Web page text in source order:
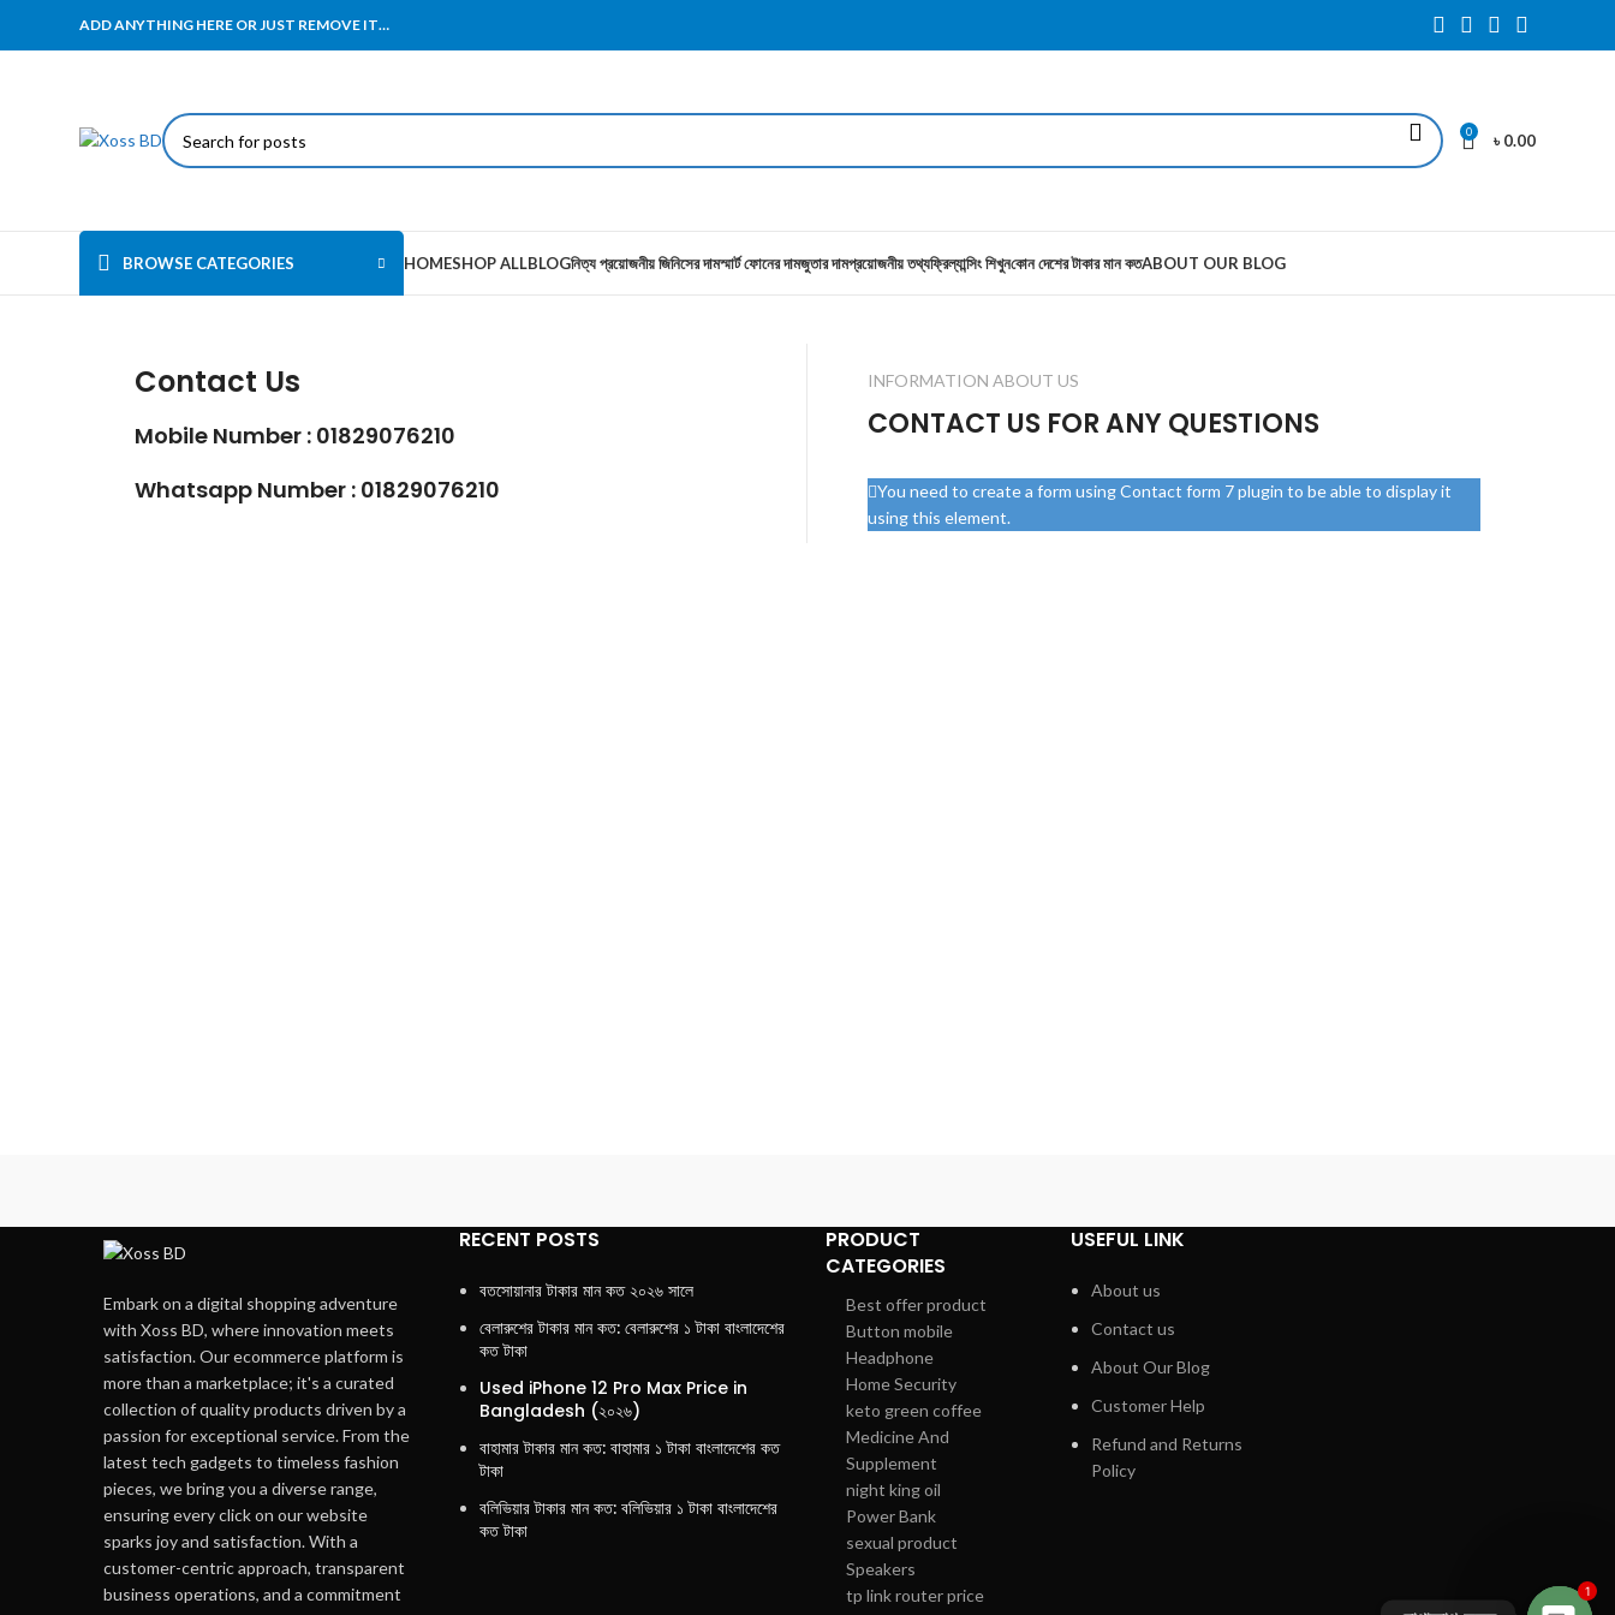
ADD ANYTHING HERE OR JUST REMOVE IT…
0 ৳0.00
BROWSE CATEGORIES HOMESHOP ALLBLOGনিত্য প্রয়োজনীয় জিনিসের দামস্মার্ট ফোনের দামজুতার দামপ্রয়োজনীয় তথ্যফ্রিল্যান্সিং শিখুনকোন দেশের টাকার মান কতABOUT OUR BLOG
Contact Us
Mobile Number : 01829076210
Whatsapp Number : 01829076210
INFORMATION ABOUT US
CONTACT US FOR ANY QUESTIONS
You need to create a form using Contact form 7 plugin to be able to display it
using this element.
Embark on a digital shopping adventure
with Xoss BD, where innovation meets
satisfaction. Our ecommerce platform is
more than a marketplace; it's a curated
collection of quality products driven by a
passion for exceptional service. From the
latest tech gadgets to timeless fashion
pieces, we bring you a diverse range,
ensuring every click on our website
sparks joy and satisfaction. With a
customer-centric approach, transparent
business operations, and a commitment
RECENT POSTS
বতসোয়ানার টাকার মান কত ২০২৬ সালে
বেলারুশের টাকার মান কত: বেলারুশের ১ টাকা বাংলাদেশের
কত টাকা
Used iPhone 12 Pro Max Price in
Bangladesh (২০২৬)
বাহামার টাকার মান কত: বাহামার ১ টাকা বাংলাদেশের কত
টাকা
বলিভিয়ার টাকার মান কত: বলিভিয়ার ১ টাকা বাংলাদেশের
কত টাকা
PRODUCT
CATEGORIES
Best offer product
Button mobile
Headphone
Home Security
keto green coffee
Medicine And
Supplement
night king oil
Power Bank
sexual product
Speakers
tp link router price
USEFUL LINK
About us
Contact us
About Our Blog
Customer Help
Refund and Returns
Policy
1